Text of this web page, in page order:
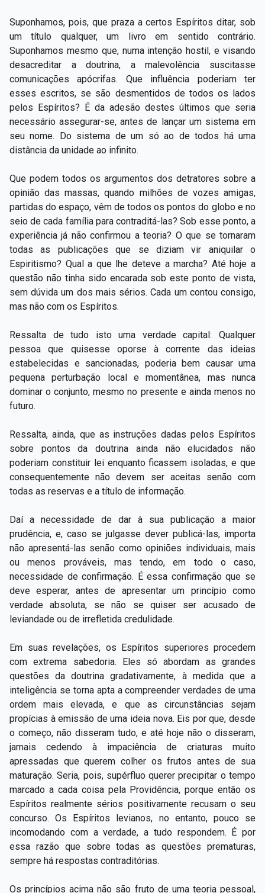
Suponhamos, pois, que praza a certos Espíritos ditar, sob
um título qualquer, um livro em sentido contrário.
Suponhamos mesmo que, numa intenção hostil, e visando
desacreditar a doutrina, a malevolência suscitasse
comunicações apócrifas. Que influência poderiam ter
esses escritos, se são desmentidos de todos os lados
pelos Espíritos? É da adesão destes últimos que seria
necessário assegurar-se, antes de lançar um sistema em
seu nome. Do sistema de um só ao de todos há uma
distância da unidade ao infinito.
Que podem todos os argumentos dos detratores sobre a
opinião das massas, quando milhões de vozes amigas,
partidas do espaço, vêm de todos os pontos do globo e no
seio de cada família para contraditá-las? Sob esse ponto, a
experiência já não confirmou a teoria? O que se tornaram
todas as publicações que se diziam vir aniquilar o
Espiritismo? Qual a que lhe deteve a marcha? Até hoje a
questão não tinha sido encarada sob este ponto de vista,
sem dúvida um dos mais sérios. Cada um contou consigo,
mas não com os Espíritos.
Ressalta de tudo isto uma verdade capital: Qualquer
pessoa que quisesse oporse à corrente das ideias
estabelecidas e sancionadas, poderia bem causar uma
pequena perturbação local e momentânea, mas nunca
dominar o conjunto, mesmo no presente e ainda menos no
futuro.
Ressalta, ainda, que as instruções dadas pelos Espíritos
sobre pontos da doutrina ainda não elucidados não
poderiam constituir lei enquanto ficassem isoladas, e que
consequentemente não devem ser aceitas senão com
todas as reservas e a título de informação.
Daí a necessidade de dar à sua publicação a maior
prudência, e, caso se julgasse dever publicá-las, importa
não apresentá-las senão como opiniões individuais, mais
ou menos prováveis, mas tendo, em todo o caso,
necessidade de confirmação. É essa confirmação que se
deve esperar, antes de apresentar um princípio como
verdade absoluta, se não se quiser ser acusado de
leviandade ou de irrefletida credulidade.
Em suas revelações, os Espíritos superiores procedem
com extrema sabedoria. Eles só abordam as grandes
questões da doutrina gradativamente, à medida que a
inteligência se torna apta a compreender verdades de uma
ordem mais elevada, e que as circunstâncias sejam
propícias à emissão de uma ideia nova. Eis por que, desde
o começo, não disseram tudo, e até hoje não o disseram,
jamais cedendo à impaciência de criaturas muito
apressadas que querem colher os frutos antes de sua
maturação. Seria, pois, supérfluo querer precipitar o tempo
marcado a cada coisa pela Providência, porque então os
Espíritos realmente sérios positivamente recusam o seu
concurso. Os Espíritos levianos, no entanto, pouco se
incomodando com a verdade, a tudo respondem. É por
essa razão que sobre todas as questões prematuras,
sempre há respostas contraditórias.
Os princípios acima não são fruto de uma teoria pessoal,